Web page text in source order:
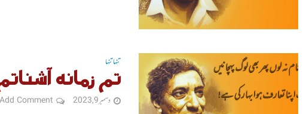
تنہا تنہا
تم زمانہ
دسمبر 9, 2023 Add Comment